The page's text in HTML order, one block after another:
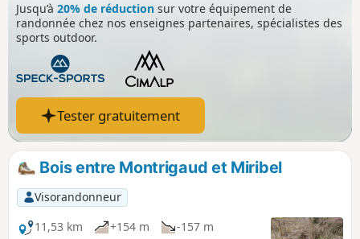
Jusqu’à 20% de réduction sur votre équipement de
randonnée chez nos enseignes partenaires, spécialistes des
sports outdoor.
Tester gratuitement
Bois entre Montrigaud et Miribel
Visorandonneur
11,53 km
+154 m
-157 m